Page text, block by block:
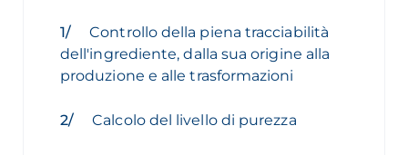
Controllo della piena tracciabilità
dell'ingrediente, dalla sua origine alla
produzione e alle trasformazioni
Calcolo del livello di purezza